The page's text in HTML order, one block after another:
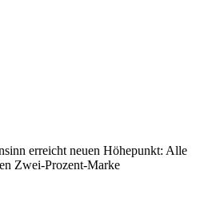
erreicht neuen Höhepunkt: Alle
Zwei-Prozent-Marke